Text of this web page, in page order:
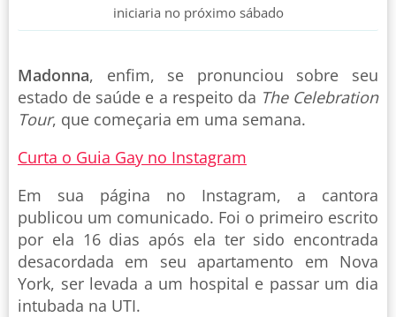
iniciaria no próximo sábado
Madonna, enfim, se pronunciou sobre seu
estado de saúde e a respeito da The Celebration
Tour, que começaria em uma semana.
Curta o Guia Gay no Instagram
Em sua página no Instagram, a cantora
publicou um comunicado. Foi o primeiro escrito
por ela 16 dias após ela ter sido encontrada
desacordada em seu apartamento em Nova
York, ser levada a um hospital e passar um dia
intubada na UTI.